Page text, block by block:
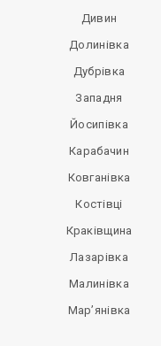
Дивин
Долинівка
Дубрівка
Западня
Йосипівка
Карабачин
Ковганівка
Костівці
Краківщина
Лазарівка
Малинівка
Мар’янівка